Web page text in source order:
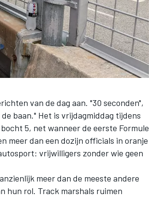
van de dag aan. "30 seconden",
baan." Het is vrijdagmiddag tijdens
5, net wanneer de eerste Formule
meer dan een dozijn officials in oranje
vrijwilligers zonder wie geen
meer dan de meeste andere
hun rol. Track marshals ruimen